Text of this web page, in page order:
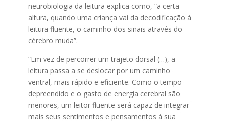
neurobiologia da leitura explica como, “a certa
altura, quando uma criança vai da decodificação à
leitura fluente, o caminho dos sinais através do
cérebro muda”.
“Em vez de percorrer um trajeto dorsal (…), a
leitura passa a se deslocar por um caminho
ventral, mais rápido e eficiente. Como o tempo
depreendido e o gasto de energia cerebral são
menores, um leitor fluente será capaz de integrar
mais seus sentimentos e pensamentos à sua